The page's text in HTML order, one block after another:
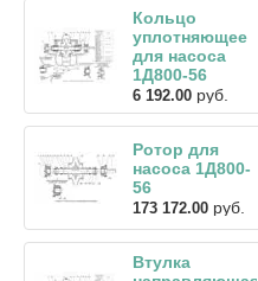
Кольцо
уплотняющее
для насоса
1Д800-56
6 192.00 руб.
Ротор для
насоса 1Д800-
56
173 172.00 руб.
Втулка